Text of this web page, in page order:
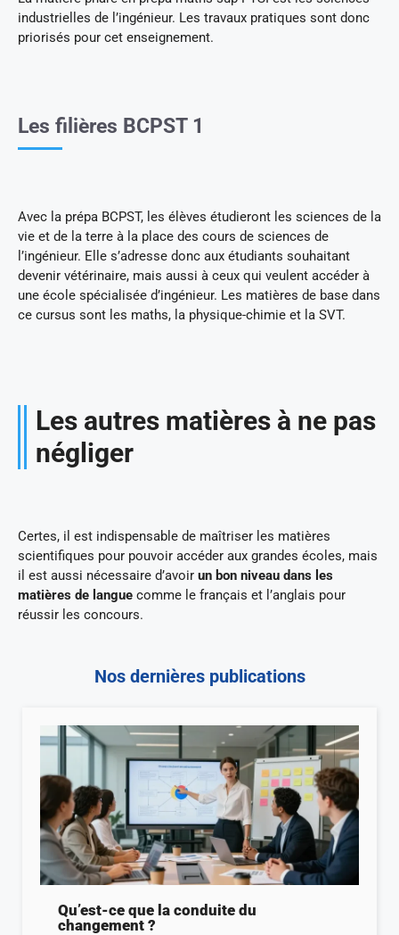
industrielles de l’ingénieur. Les travaux pratiques sont donc
priorisés pour cet enseignement.
Les filières BCPST 1
Avec la prépa BCPST, les élèves étudieront les sciences de la
vie et de la terre à la place des cours de sciences de
l’ingénieur. Elle s’adresse donc aux étudiants souhaitant
devenir vétérinaire, mais aussi à ceux qui veulent accéder à
une école spécialisée d’ingénieur. Les matières de base dans
ce cursus sont les maths, la physique-chimie et la SVT.
Les autres matières à ne pas
négliger
Certes, il est indispensable de maîtriser les matières
scientifiques pour pouvoir accéder aux grandes écoles, mais
il est aussi nécessaire d’avoir un bon niveau dans les
matières de langue comme le français et l’anglais pour
réussir les concours.
Nos dernières publications
Qu’est-ce que la conduite du
changement ?